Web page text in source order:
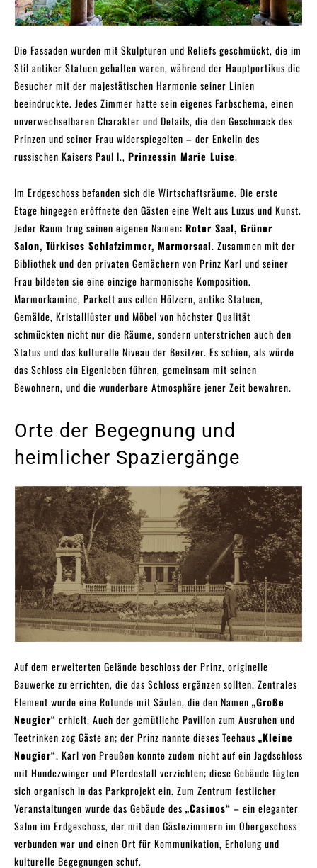
Die Fassaden wurden mit Skulpturen und Reliefs geschmückt, die im
Stil antiker Statuen gehalten waren, während der Hauptportikus die
Besucher mit der majestätischen Harmonie seiner Linien
beeindruckte. Jedes Zimmer hatte sein eigenes Farbschema, einen
unverwechselbaren Charakter und Details, die den Geschmack des
Prinzen und seiner Frau widerspiegelten – der Enkelin des
russischen Kaisers Paul I., Prinzessin Marie Luise.
Im Erdgeschoss befanden sich die Wirtschaftsräume. Die erste
Etage hingegen eröffnete den Gästen eine Welt aus Luxus und Kunst.
Jeder Raum trug seinen eigenen Namen: Roter Saal, Grüner
Salon, Türkises Schlafzimmer, Marmorsaal. Zusammen mit der
Bibliothek und den privaten Gemächern von Prinz Karl und seiner
Frau bildeten sie eine einzige harmonische Komposition.
Marmorkamine, Parkett aus edlen Hölzern, antike Statuen,
Gemälde, Kristalllüster und Möbel von höchster Qualität
schmückten nicht nur die Räume, sondern unterstrichen auch den
Status und das kulturelle Niveau der Besitzer. Es schien, als würde
das Schloss ein Eigenleben führen, gemeinsam mit seinen
Bewohnern, und die wunderbare Atmosphäre jener Zeit bewahren.
Orte der Begegnung und
heimlicher Spaziergänge
Auf dem erweiterten Gelände beschloss der Prinz, originelle
Bauwerke zu errichten, die das Schloss ergänzen sollten. Zentrales
Element wurde eine Rotunde mit Säulen, die den Namen „Große
Neugier“ erhielt. Auch der gemütliche Pavillon zum Ausruhen und
Teetrinken zog Gäste an; der Prinz nannte dieses Teehaus „Kleine
Neugier“. Karl von Preußen konnte zudem nicht auf ein Jagdschloss
mit Hundezwinger und Pferdestall verzichten; diese Gebäude fügten
sich organisch in das Parkprojekt ein. Zum Zentrum festlicher
Veranstaltungen wurde das Gebäude des „Casinos“ – ein eleganter
Salon im Erdgeschoss, der mit den Gästezimmern im Obergeschoss
verbunden war und einen Ort für Kommunikation, Erholung und
kulturelle Begegnungen schuf.